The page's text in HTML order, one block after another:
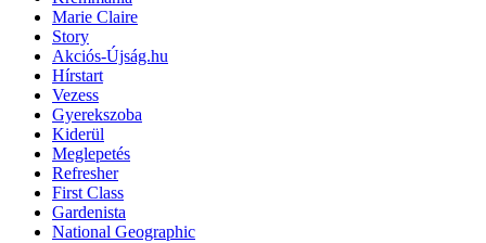
Marie Claire
Story
Akciós-Újság.hu
Hírstart
Vezess
Gyerekszoba
Kiderül
Meglepetés
Refresher
First Class
Gardenista
National Geographic